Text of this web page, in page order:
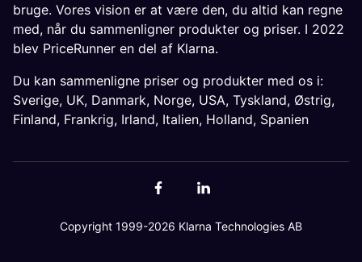
bruge. Vores vision er at være den, du altid kan regne
med, når du sammenligner produkter og priser. I 2022
blev PriceRunner en del af Klarna.
Du kan sammenligne priser og produkter med os i:
Sverige, UK, Danmark, Norge, USA, Tyskland, Østrig,
Finland, Frankrig, Irland, Italien, Holland, Spanien
Copyright 1999-2026 Klarna Technologies AB